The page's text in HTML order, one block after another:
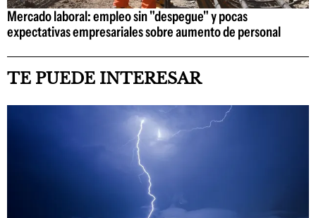
Mercado laboral: empleo sin "despegue" y pocas
expectativas empresariales sobre aumento de personal
TE PUEDE INTERESAR